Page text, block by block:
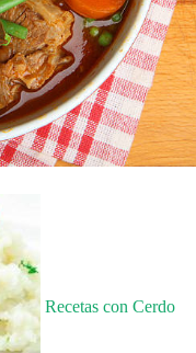
Recetas con Cerdo